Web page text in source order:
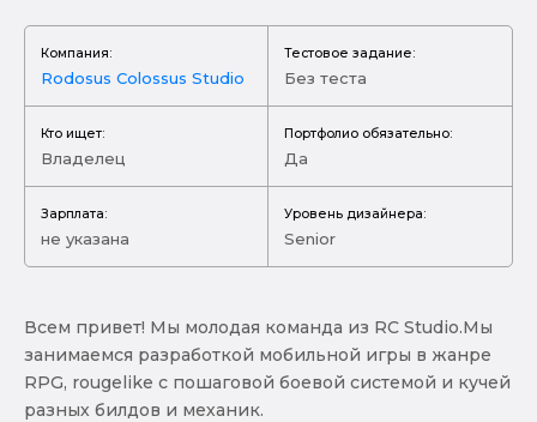
Компания:
Rodosus Colossus Studio
Тестовое задание:
Без теста
Кто ищет:
Владелец
Портфолио обязательно:
Да
Зарплата:
не указана
Уровень дизайнера:
Senior
Всем привет! Мы молодая команда из RC Studio.Мы
занимаемся разработкой мобильной игры в жанре
RPG, rougelike с пошаговой боевой системой и кучей
разных билдов и механик.